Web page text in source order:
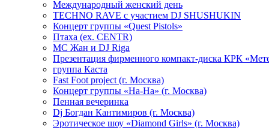
Международный женский день
TECHNO RAVE с участием DJ SHUSHUKIN
Концерт группы «Quest Pistols»
Птаха (ex. CENTR)
МС Жан и DJ Riga
Презентация фирменного компакт-диска КРК
группа Каста
Fast Foot project (г. Москва)
Концерт группы «На-На» (г. Москва)
Пенная вечеринка
Dj Богдан Кантимиров (г. Москва)
Эротическое шоу «Diamond Girls» (г. Москва)